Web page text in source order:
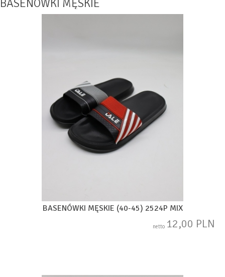
BASENÓWKI MĘSKIE
BASENÓWKI MĘSKIE (40-45) 2524P MIX
netto 12,00 PLN